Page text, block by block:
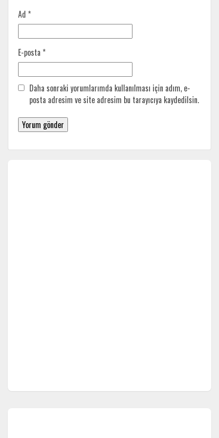
Ad *
E-posta *
Daha sonraki yorumlarımda kullanılması için adım, e-
posta adresim ve site adresim bu tarayıcıya kaydedilsin.